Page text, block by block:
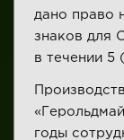
дано право
знаков для
в течении 5
годы